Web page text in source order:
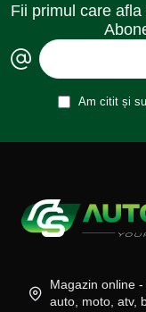
Fii primul care
Am citit și
Magazin online
auto, moto, atv,